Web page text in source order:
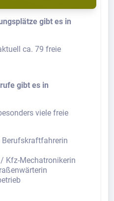
gibt es in
ca. 79 freie
gibt es in
viele freie
Kfz-Mechatronikerin